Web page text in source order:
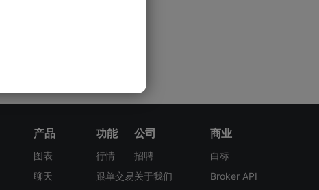
产品
图表
聊天
功能
行情
跟单交易
公司
招聘
关于我们
商业
白标
Broker API